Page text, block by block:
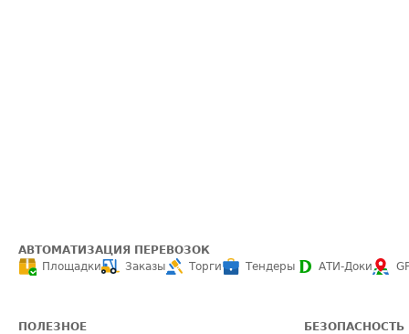
АВТОМАТИЗАЦИЯ ПЕРЕВОЗОК
Площадки
Заказы Торги Тендеры АТИ-Доки
ПОЛЕЗНОЕ БЕЗОПАСНОСТЬ